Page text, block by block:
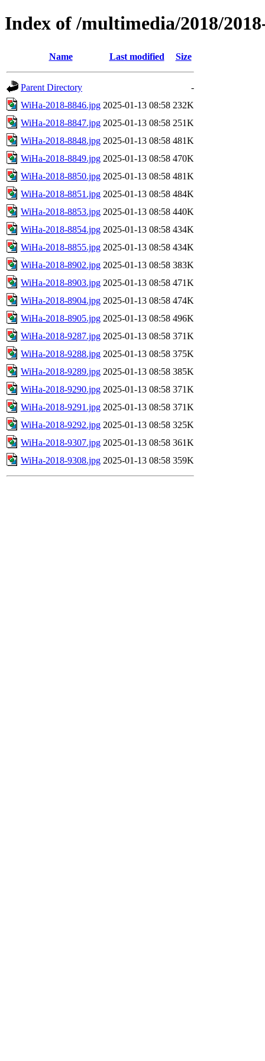
Index of /multimedia/2018/
Name Last modified Size
Parent Directory
-
WiHa-2018-8846.jpg 2025-01-13 08:58 232K
WiHa-2018-8847.jpg 2025-01-13 08:58 251K
WiHa-2018-8848.jpg 2025-01-13 08:58 481K
WiHa-2018-8849.jpg 2025-01-13 08:58 470K
WiHa-2018-8850.jpg 2025-01-13 08:58 481K
WiHa-2018-8851.jpg 2025-01-13 08:58 484K
WiHa-2018-8853.jpg 2025-01-13 08:58 440K
WiHa-2018-8854.jpg 2025-01-13 08:58 434K
WiHa-2018-8855.jpg 2025-01-13 08:58 434K
WiHa-2018-8902.jpg 2025-01-13 08:58 383K
WiHa-2018-8903.jpg 2025-01-13 08:58 471K
WiHa-2018-8904.jpg 2025-01-13 08:58 474K
WiHa-2018-8905.jpg 2025-01-13 08:58 496K
WiHa-2018-9287.jpg 2025-01-13 08:58 371K
WiHa-2018-9288.jpg 2025-01-13 08:58 375K
WiHa-2018-9289.jpg 2025-01-13 08:58 385K
WiHa-2018-9290.jpg 2025-01-13 08:58 371K
WiHa-2018-9291.jpg 2025-01-13 08:58 371K
WiHa-2018-9292.jpg 2025-01-13 08:58 325K
WiHa-2018-9307.jpg 2025-01-13 08:58 361K
WiHa-2018-9308.jpg 2025-01-13 08:58 359K